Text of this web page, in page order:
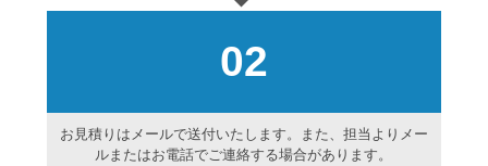
02
お見積りはメールで送付いたします。また、担当よりメー
ルまたはお電話でご連絡する場合があります。